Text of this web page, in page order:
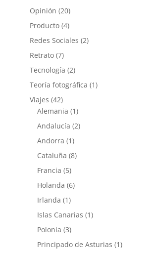
Opinión (20)
Producto(4)
Redes Sociales (2)
Retrato(7)
Tecnología (2)
Teoría fotográfica (1)
Viajes (42)
Alemania (1)
Andalucía (2)
Andorra (1)
Cataluña (8)
Francia (5)
Holanda (6)
Irlanda (1)
Islas Canarias (1)
Polonia (3)
Principado de Asturias (1)